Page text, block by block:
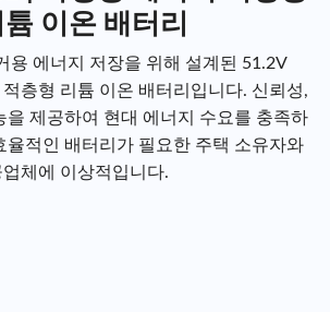
이온 배터리
용 에너지 저장을 위해 설계된 51.2V
층형 리튬 이온 배터리입니다. 신뢰성,
을 제공하여 현대 에너지 수요를 충족하
율적인 배터리가 필요한 주택 소유자와
체에 이상적입니다.